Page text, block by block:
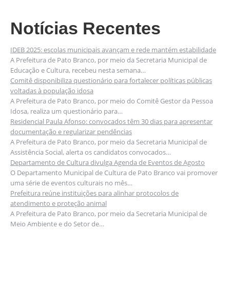
Notícias Recentes
IDEB 2025: escolas municipais avançam e rede mantém estabilidade
A Prefeitura de Pato Branco, por meio da Secretaria Municipal de
Educação e Cultura, recebeu nesta semana…
Comitê disponibiliza questionário para fortalecer políticas públicas
voltadas à população idosa
A Prefeitura de Pato Branco, por meio do Comitê Gestor da Pessoa
Idosa, realiza um questionário para…
Residencial Paula Afonso: convocados têm 30 dias para apresentar
documentação e regularizar pendências
A Prefeitura de Pato Branco, por meio da Secretaria Municipal de
Assistência Social, alerta os candidatos convocados…
Departamento de Cultura divulga Agenda de Eventos de Agosto
O Departamento Municipal de Cultura de Pato Branco vai promover
uma série de eventos culturais no mês…
Prefeitura reúne instituições para alinhar protocolos de
atendimento e proteção animal
A Prefeitura de Pato Branco, por meio da Secretaria Municipal de
Meio Ambiente e do Setor de…